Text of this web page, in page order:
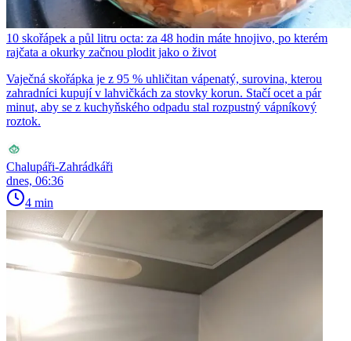
10 skořápek a půl litru octa: za 48 hodin máte hnojivo, po kterém
rajčata a okurky začnou plodit jako o život
Vaječná skořápka je z 95 % uhličitan vápenatý, surovina, kterou
zahradníci kupují v lahvičkách za stovky korun. Stačí ocet a pár
minut, aby se z kuchyňského odpadu stal rozpustný vápníkový
roztok.
Chalupáři-Zahrádkáři
dnes, 06:36
4 min